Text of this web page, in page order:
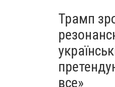
Трамп
все»